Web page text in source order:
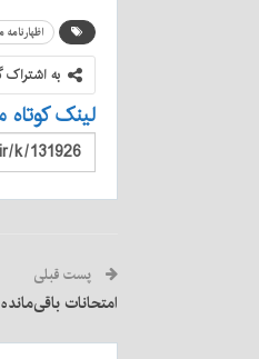
اظهارنامه
به اشتراک
لینک
پست قبلی
امتحانات